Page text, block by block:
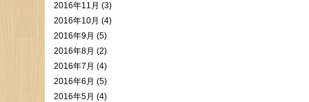
2016年11月 (3)
2016年10月 (4)
2016年9月 (5)
2016年8月 (2)
2016年7月 (4)
2016年6月 (5)
2016年5月 (4)